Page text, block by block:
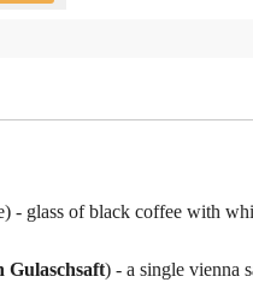
- glass of black coffee with
Gulaschsaft) - a single vienna